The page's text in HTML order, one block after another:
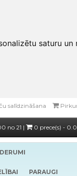
saturu un
salīdzināšana
no 21 | 0 prece(s) -
PARAUGI